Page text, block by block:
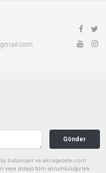
Gönder
bulunuyor ve akcagazete.com
veya dolaylı tüm sorumluluğu tek